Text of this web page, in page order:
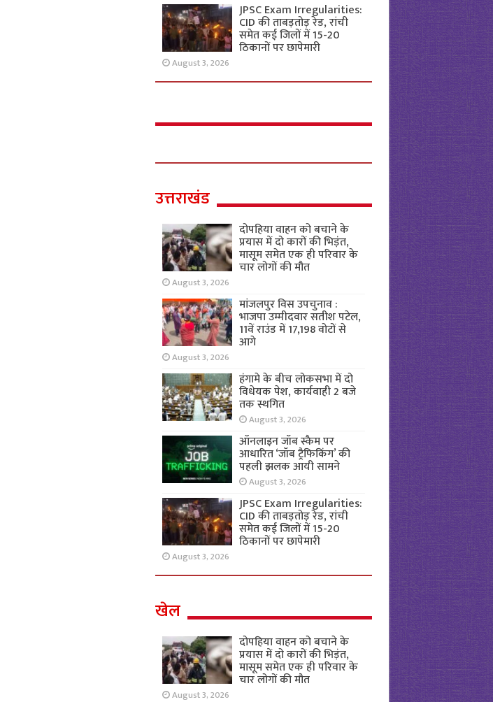
JPSC Exam Irregularities:
CID की ताबड़तोड़ रेड, रांची
समेत कई जिलों में 15-20
ठिकानों पर छापेमारी
August 3, 2026
उत्तराखंड
दोपहिया वाहन को बचाने के
प्रयास में दो कारों की भिड़ंत,
मासूम समेत एक ही परिवार के
चार लोगों की मौत
August 3, 2026
मांजलपुर विस उपचुनाव :
भाजपा उम्मीदवार सतीश पटेल,
11वें राउंड में 17,198 वोटों से
आगे
August 3, 2026
हंगामे के बीच लोकसभा में दो
विधेयक पेश, कार्यवाही 2 बजे
तक स्थगित
August 3, 2026
ऑनलाइन जॉब स्कैम पर
आधारित ‘जॉब ट्रैफिकिंग’ की
पहली झलक आयी सामने
August 3, 2026
JPSC Exam Irregularities:
CID की ताबड़तोड़ रेड, रांची
समेत कई जिलों में 15-20
ठिकानों पर छापेमारी
August 3, 2026
खेल
दोपहिया वाहन को बचाने के
प्रयास में दो कारों की भिड़ंत,
मासूम समेत एक ही परिवार के
चार लोगों की मौत
August 3, 2026